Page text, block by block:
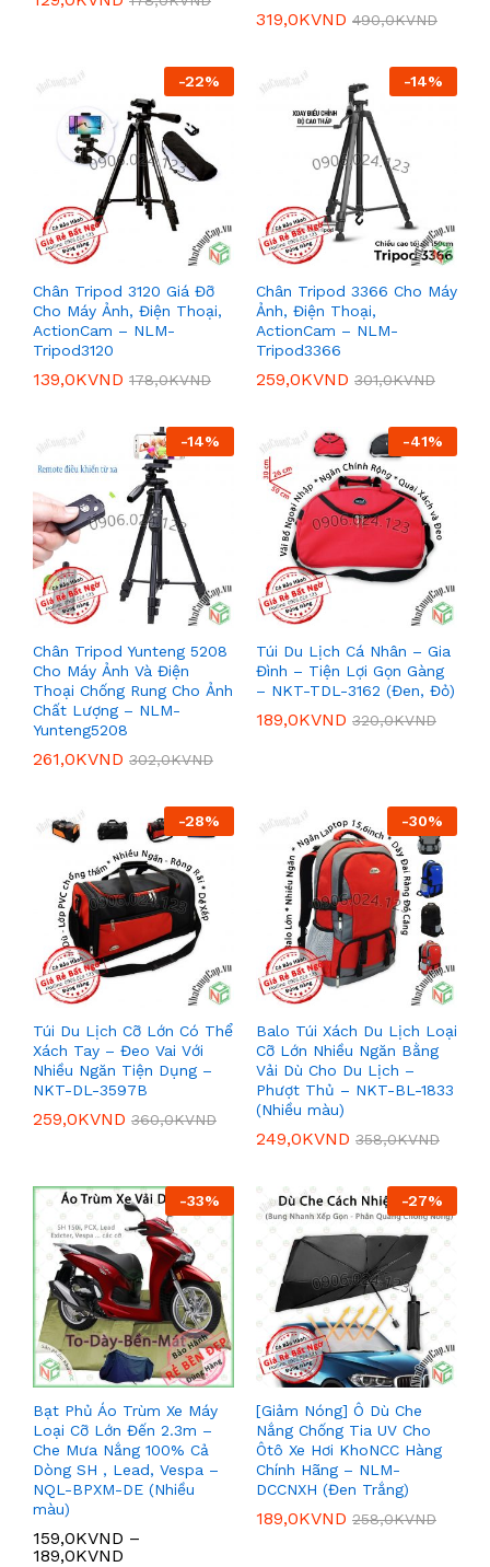
319,0KVND 490,0KVND
-22%
Chân Tripod 3120 Giá Đỡ
Cho Máy Ảnh, Điện Thoại,
ActionCam – NLM-
Tripod3120
139,0KVND 178,0KVND
-14%
Chân Tripod 3366 Cho Máy
Ảnh, Điện Thoại,
ActionCam – NLM-
Tripod3366
259,0KVND 301,0KVND
-14%
Chân Tripod Yunteng 5208
Cho Máy Ảnh Và Điện
Thoại Chống Rung Cho Ảnh
Chất Lượng – NLM-
Yunteng5208
261,0KVND 302,0KVND
-41%
Túi Du Lịch Cá Nhân – Gia
Đình – Tiện Lợi Gọn Gàng
– NKT-TDL-3162 (Đen, Đỏ)
189,0KVND 320,0KVND
-28%
Túi Du Lịch Cỡ Lớn Có Thể
Xách Tay – Đeo Vai Với
Nhiều Ngăn Tiện Dụng –
NKT-DL-3597B
259,0KVND 360,0KVND
-30%
Balo Túi Xách Du Lịch Loại
Cỡ Lớn Nhiều Ngăn Bằng
Vải Dù Cho Du Lịch –
Phượt Thủ – NKT-BL-1833
(Nhiều màu)
249,0KVND 358,0KVND
-33%
Bạt Phủ Áo Trùm Xe Máy
Loại Cỡ Lớn Đến 2.3m –
Che Mưa Nắng 100% Cả
Dòng SH , Lead, Vespa –
NQL-BPXM-DE (Nhiều
màu)
159,0KVND –
189,0KVND
-27%
[Giảm Nóng] Ô Dù Che
Nắng Chống Tia UV Cho
Ôtô Xe Hơi KhoNCC Hàng
Chính Hãng – NLM-
DCCNXH (Đen Trắng)
189,0KVND 258,0KVND